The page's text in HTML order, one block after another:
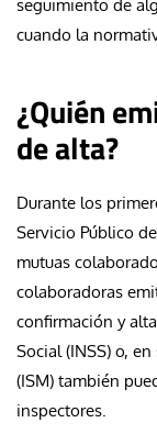
seguimiento de
cuando la
¿Quién
de alta?
Durante los
Servicio Público
mutuas
colaboradoras
confirmación y
Social (INSS) o,
(ISM) también
inspectores.